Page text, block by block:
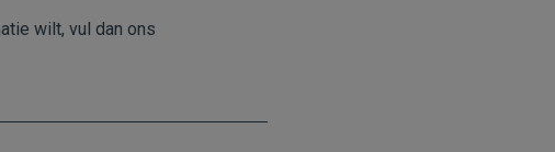
wilt, vul dan ons